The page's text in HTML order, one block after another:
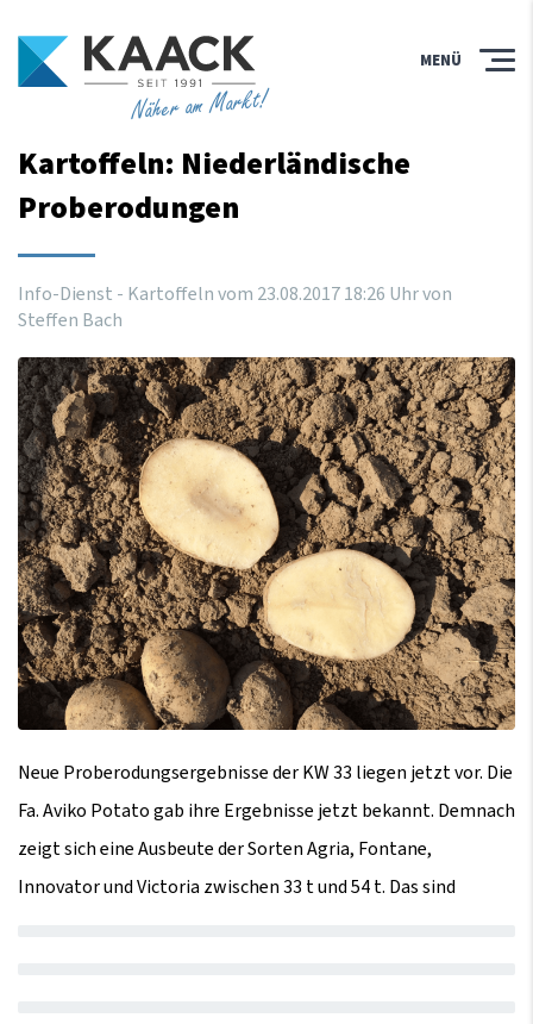
Näher am Markt!
MENÜ
Kartoffeln: Niederländische
Proberodungen
Info-Dienst - Kartoffeln vom 23.08.201718:26 Uhrvon
Steffen Bach
Neue Proberodungsergebnisse der KW 33 liegen jetzt vor. Die
Fa. Aviko Potato gab ihre Ergebnisse jetzt bekannt. Demnach
zeigt sich eine Ausbeute der Sorten Agria, Fontane,
Innovator und Victoria zwischen 33 t und 54 t. Das sind